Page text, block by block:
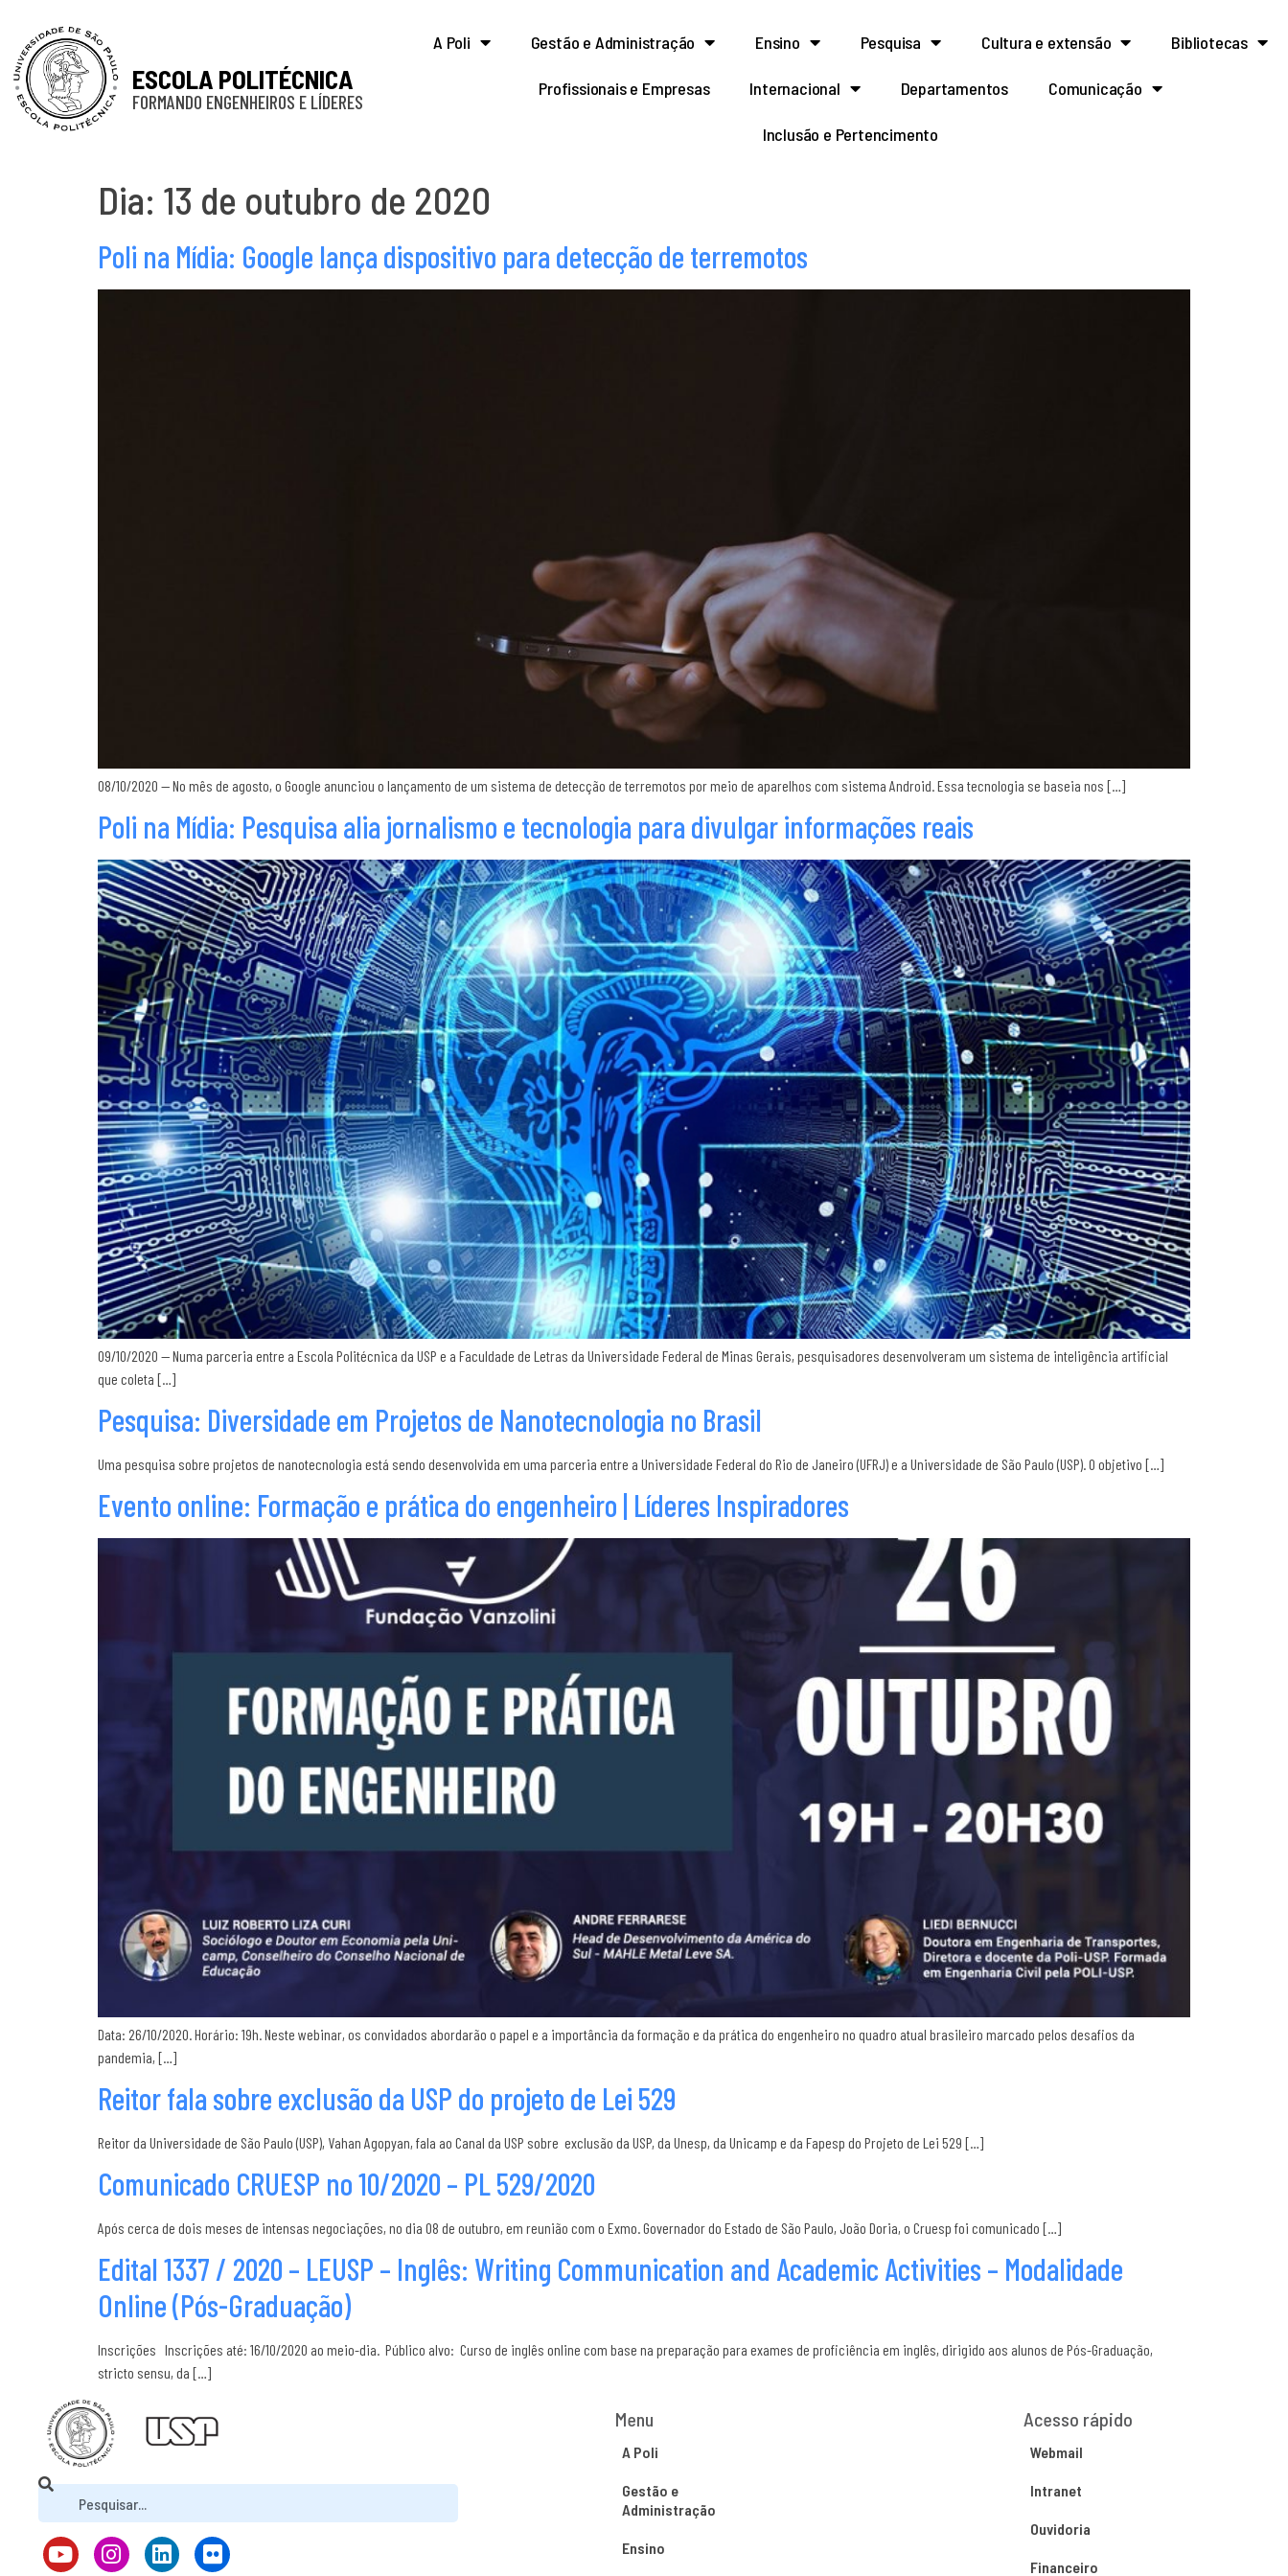
ESCOLA POLITÉCNICA
FORMANDO ENGENHEIROS E LÍDERES
A Poli Gestão e Administração Ensino Pesquisa Cultura e extensão Bibliotecas
Profissionais e Empresas Internacional Departamentos Comunicação
Inclusão e Pertencimento
Dia: 13 de outubro de 2020
Poli na Mídia: Google lança dispositivo para detecção de terremotos
08/10/2020 — No mês de agosto, o Google anunciou o lançamento de um sistema de detecção de terremotos por meio de aparelhos com sistema Android. Essa tecnologia se baseia nos […]
Poli na Mídia: Pesquisa alia jornalismo e tecnologia para divulgar informações reais
09/10/2020 — Numa parceria entre a Escola Politécnica da USP e a Faculdade de Letras da Universidade Federal de Minas Gerais, pesquisadores desenvolveram um sistema de inteligência artificial
que coleta […]
Pesquisa: Diversidade em Projetos de Nanotecnologia no Brasil
Uma pesquisa sobre projetos de nanotecnologia está sendo desenvolvida em uma parceria entre a Universidade Federal do Rio de Janeiro (UFRJ) e a Universidade de São Paulo (USP). O objetivo […]
Evento online: Formação e prática do engenheiro | Líderes Inspiradores
Data: 26/10/2020. Horário: 19h. Neste webinar, os convidados abordarão o papel e a importância da formação e da prática do engenheiro no quadro atual brasileiro marcado pelos desafios da
pandemia, […]
Reitor fala sobre exclusão da USP do projeto de Lei 529
Reitor da Universidade de São Paulo (USP), Vahan Agopyan, fala ao Canal da USP sobre exclusão da USP, da Unesp, da Unicamp e da Fapesp do Projeto de Lei 529 […]
Comunicado CRUESP no 10/2020 – PL 529/2020
Após cerca de dois meses de intensas negociações, no dia 08 de outubro, em reunião com o Exmo. Governador do Estado de São Paulo, João Doria, o Cruesp foi comunicado […]
Edital 1337 / 2020 – LEUSP – Inglês: Writing Communication and Academic Activities – Modalidade
Online (Pós-Graduação)
Inscrições Inscrições até: 16/10/2020 ao meio-dia. Público alvo: Curso de inglês online com base na preparação para exames de proficiência em inglês, dirigido aos alunos de Pós-Graduação,
stricto sensu, da […]
Menu
A Poli
Gestão e
Administração
Ensino
Acesso rápido
Webmail
Intranet
Ouvidoria
Financeiro